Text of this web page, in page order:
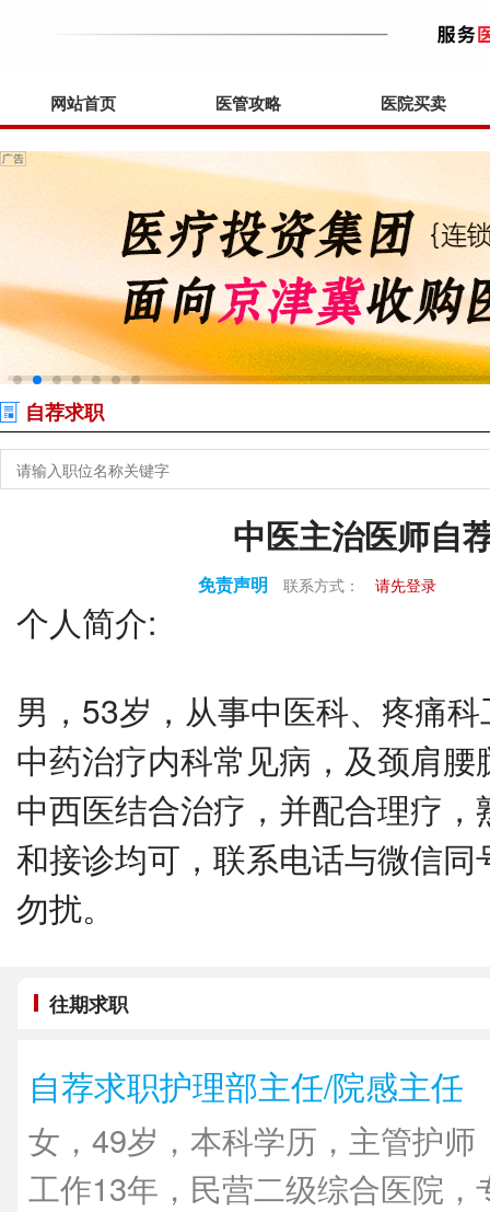
网站首页 医管攻略 医院买卖
自荐求职
中医主治医师自
免责声明 联系方式： 请先登录
个人简介:
男，53岁，从事中医科、疼痛
中药治疗内科常见病，及颈肩
中西医结合治疗，并配合理疗
和接诊均可，联系电话与微信
勿扰。
往期求职
自荐求职护理部主任/院感主任
女，49岁，本科学历，主管护
工作13年，民营二级综合医院